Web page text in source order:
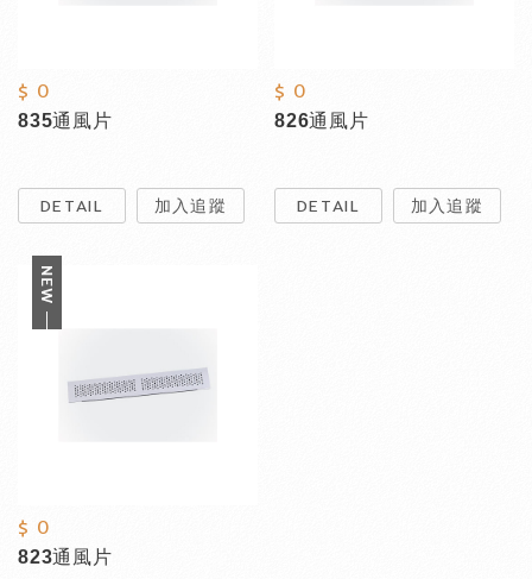
$ 0
835通風片
DETAIL 加入追蹤
$ 0
826通風片
DETAIL 加入追蹤
$ 0
823通風片